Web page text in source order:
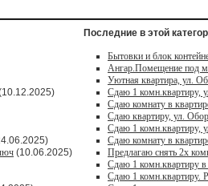
(10.06.2025)
Последние в этой
Бытовки и блок
Ангар.Помещение под
Уютная квартира, ул.
Сдаю 1 комн.квартиру,
Сдаю комнату в
Сдаю квартиру, ул.
Сдаю 1 комн.квартиру,
Сдаю комнату в
Предлагаю снять 2х
Сдаю 1 комн.квартиру
Сдаю 1 комн.квартиру.